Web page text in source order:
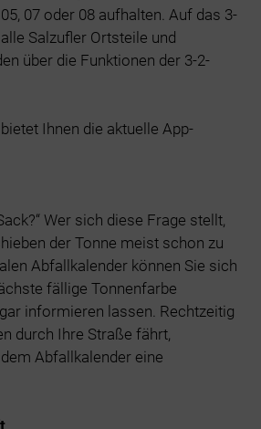
07 oder 08 aufhalten. Auf das 3-
Salzufler Ortsteile und
über die Funktionen der 3-2-
Ihnen die aktuelle App-
Wer sich diese Frage stellt,
der Tonne meist schon zu
Abfallkalender können Sie sich
fällige Tonnenfarbe
informieren lassen. Rechtzeitig
durch Ihre Straße fährt,
Abfallkalender eine